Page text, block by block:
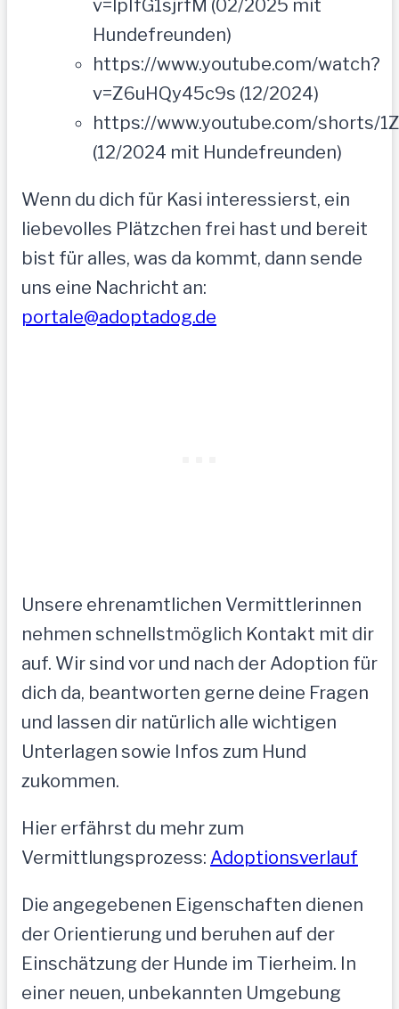
v=lpIfG1sjrfM (02/2025 mit
Hundefreunden)
https://www.youtube.com/watch?
v=Z6uHQy45c9s (12/2024)
https://www.youtube.com/shorts/
(12/2024 mit Hundefreunden)
Wenn du dich für Kasi interessierst, ein
liebevolles Plätzchen frei hast und bereit
bist für alles, was da kommt, dann sende
uns eine Nachricht an:
portale@adoptadog.de
Unsere ehrenamtlichen Vermittlerinnen
nehmen schnellstmöglich Kontakt mit dir
auf. Wir sind vor und nach der Adoption für
dich da, beantworten gerne deine Fragen
und lassen dir natürlich alle wichtigen
Unterlagen sowie Infos zum Hund
zukommen.
Hier erfährst du mehr zum
Vermittlungsprozess: Adoptionsverlauf
Die angegebenen Eigenschaften dienen
der Orientierung und beruhen auf der
Einschätzung der Hunde im Tierheim. In
einer neuen, unbekannten Umgebung